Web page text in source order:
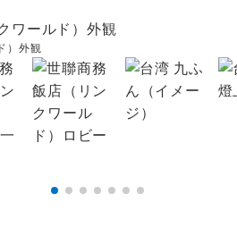
）外観